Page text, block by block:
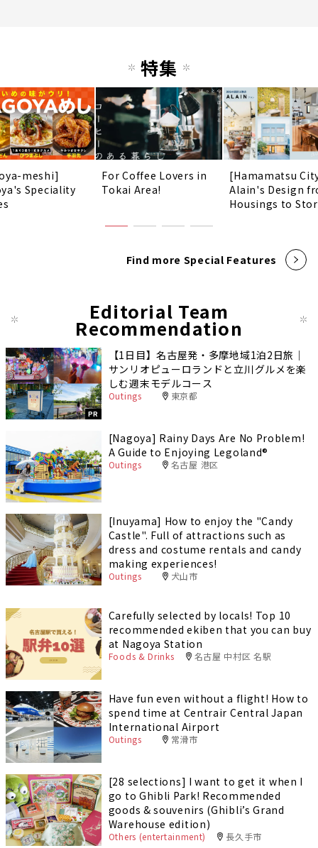
特集
meshi]
Speciality
For Coffee Lovers in
Tokai Area!
[Hamamatsu
Alain's Design
Housings to
Find more Special Features
Editorial Team
Recommendation
PR
【1日目】名古屋発・多摩地域1泊2日旅｜
サンリオピューロランドと立川グルメを楽
しむ週末モデルコース
Outings 東京都
[Nagoya] Rainy Days Are No Problem!
A Guide to Enjoying Legoland®️
Outings 名古屋 港区
[Inuyama] How to enjoy the "Candy
Castle". Full of attractions such as
dress and costume rentals and candy
making experiences!
Outings 犬山市
Carefully selected by locals! Top 10
recommended ekiben that you can buy
at Nagoya Station
Foods & Drinks 名古屋 中村区 名駅
Have fun even without a flight! How to
spend time at Centrair Central Japan
International Airport
Outings 常滑市
[28 selections] I want to get it when I
go to Ghibli Park! Recommended
goods & souvenirs (Ghibli’s Grand
Warehouse edition)
Others (entertainment) 長久手市